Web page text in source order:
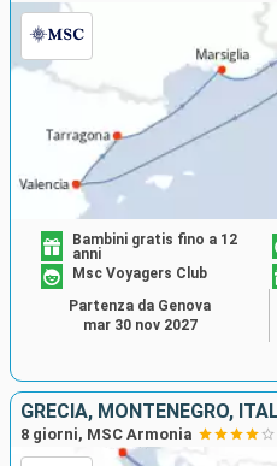
Bambini gratis fino a 12
anni
Msc Voyagers Club
Partenza da Genova
mar 30 nov 2027
GRECIA, MONTENEGRO,
8 giorni, MSC Armonia